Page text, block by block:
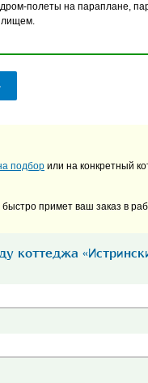
полеты на параплане,
подбор или на конкретный
примет ваш заказ в
коттеджа